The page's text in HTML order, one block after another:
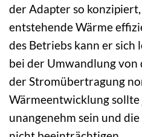
der Adapter so konzipiert,
entstehende Wärme
des Betriebs kann er sich
bei der Umwandlung von
der Stromübertragung
Wärmeentwicklung
unangenehm sein und